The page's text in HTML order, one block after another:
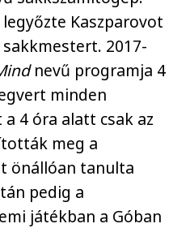
Kaszparovot
2017-
nevű programja 4
minden
4 óra alatt csak az
meg a
önállóan tanulta
pedig a
játékban a Góban